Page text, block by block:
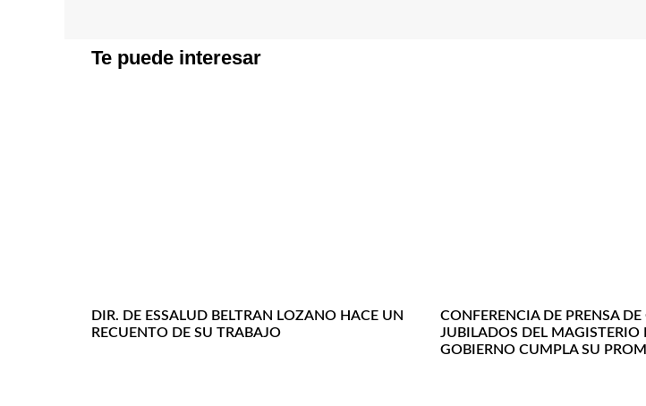
Te puede interesar
DIR. DE ESSALUD BELTRAN LOZANO HACE UN
RECUENTO DE SU TRABAJO
CONFERENCIA DE PRENSA DE
JUBILADOS DEL MAGISTERIO
GOBIERNO CUMPLA SU